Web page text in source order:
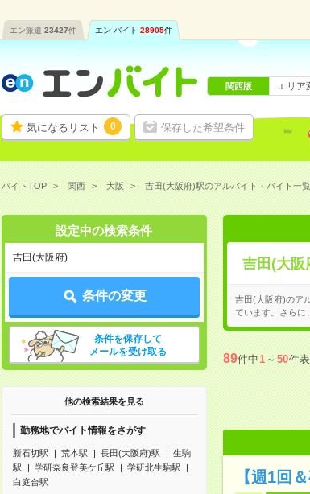
エン派遣 23427件 エン バイト 28905件
気になるリスト 0 保存した希望条件
関西版 エリア
バイトTOP 関西 大阪 吉田(大阪府)駅のアルバイト・バイト一覧
設定中の検索条件
吉田(大阪府)
条件の変更
条件を保存して
メールを受け取る
他の検索結果を見る
勤務地でバイト情報をさがす
新石切駅 荒本駅 長田(大阪府)駅
生駒
駅
学研奈良登美ケ丘駅
学研北生駒駅
白庭台駅
吉田(大阪
吉田(大阪府)のア
ています。さらに、
89件中1～50件
【週1回